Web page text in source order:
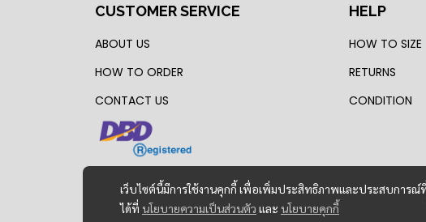
เว็บไซต์นี้มีการใช้งานคุกกี้ เพื่อเพิ่มประสิทธิภาพและประสบการณ์
ได้ที่ นโยบายความเป็นส่วนตัว และ นโยบายคุกกี้
CUSTOMER SERVICE
ABOUT US
HOW TO ORDER
CONTACT US
HELP
HOW TO SIZE
RETURNS
CONDITION